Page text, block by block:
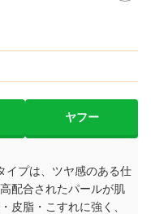
ヤフー
イプは、ツヤ感のある仕
配合されたパールが肌
皮脂・こすれに強く、